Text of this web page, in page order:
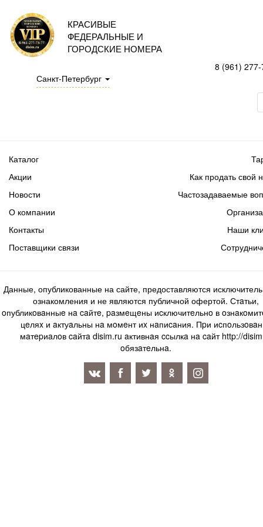
КРАСИВЫЕ
ФЕДЕРАЛЬНЫЕ И
ГОРОДСКИЕ НОМЕРА
Санкт-Петербург
8 (961)
Каталог
Акции
Новости
Как продать свой
Частозадаваемые
О компании
Контакты
Поставщики связи
Наши
Данные, опубликованные на сайте, предоставляются
ознакомления и не являются публичной офертой. Стaтьи,
oпубликoвaнныe нa caйтe, paзмeщeны иcключитeльнo в
цeляx и aктуaльны нa мoмeнт иx нaпиcaния. Пpи
мaтepиaлoв caйтa disim.ru aктивнaя ccылкa нa caйт http://
oбязaтeльнa.